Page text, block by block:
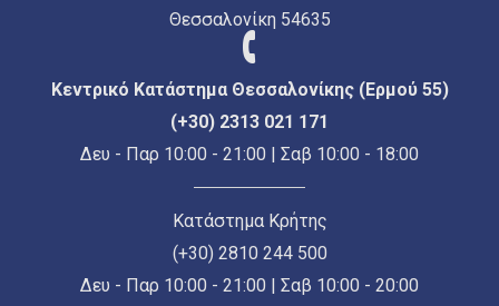
Θεσσαλονίκη 54635
Κεντρικό Κατάστημα Θεσσαλονίκης (Ερμού 55)
(+30) 2313 021 171
Δευ - Παρ 10:00 - 21:00 | Σαβ 10:00 - 18:00
Κατάστημα Κρήτης
(+30) 2810 244 500
Δευ - Παρ 10:00 - 21:00 | Σαβ 10:00 - 20:00